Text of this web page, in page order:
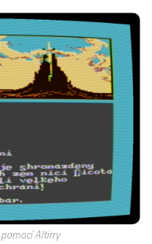
Altirry